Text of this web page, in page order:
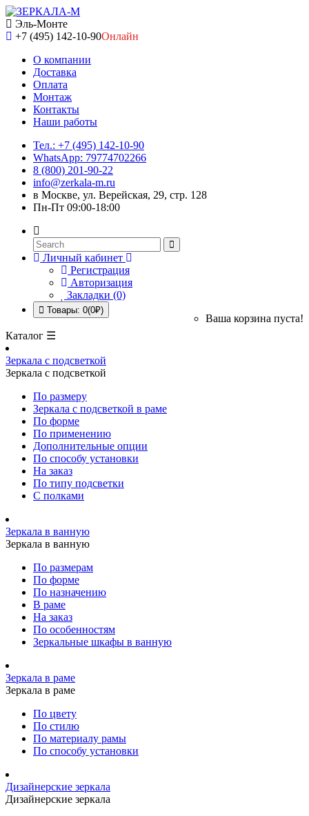
Эль-Монте
+7 (495) 142-10-90Онлайн
О компании
Доставка
Оплата
Монтаж
Контакты
Наши работы
Тел.: +7 (495) 142-10-90
WhatsApp: 79774702266
8 (800) 201-90-22
info@zerkala-m.ru
в Москве, ул. Верейская, 29, стр. 128
Пн-Пт 09:00-18:00
Личный кабинет
Регистрация
Авторизация
Закладки (0)
Товары: 0(0₽)
Ваша корзина пуста!
Каталог ☰
Зеркала с подсветкой
Зеркала с подсветкой
По размеру
Зеркала с подсветкой в раме
По форме
По применению
Дополнительные опции
По способу установки
На заказ
По типу подсветки
С полками
Зеркала в ванную
Зеркала в ванную
По размерам
По форме
По назначению
В раме
На заказ
По особенностям
Зеркальные шкафы в ванную
Зеркала в раме
Зеркала в раме
По цвету
По стилю
По материалу рамы
По способу установки
Дизайнерские зеркала
Дизайнерские зеркала